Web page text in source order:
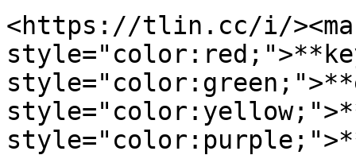
<https://tlin.cc/i/